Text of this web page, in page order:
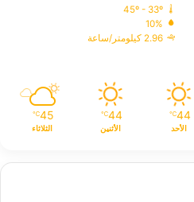
45º - 33º
10%
2.96 كيلومتر/ساعة
44
℃
الأحد
44
℃
الأثنين
45
℃
الثلاثاء